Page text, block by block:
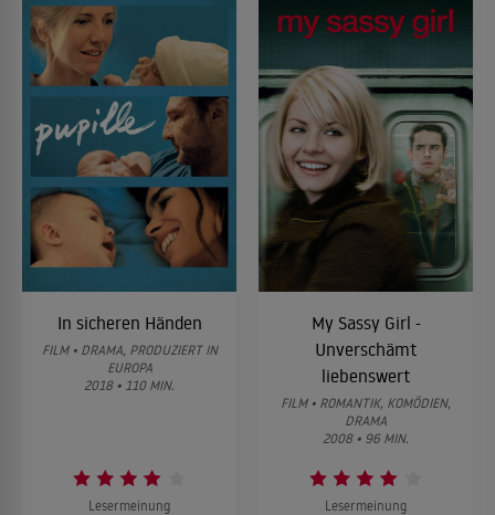
In sicheren Händen
FILM • DRAMA, PRODUZIERT IN
EUROPA
2018 • 110 MIN.
Lesermeinung
My Sassy Girl -
Unverschämt
liebenswert
FILM • ROMANTIK, KOMÖDIEN,
DRAMA
2008 • 96 MIN.
Lesermeinung